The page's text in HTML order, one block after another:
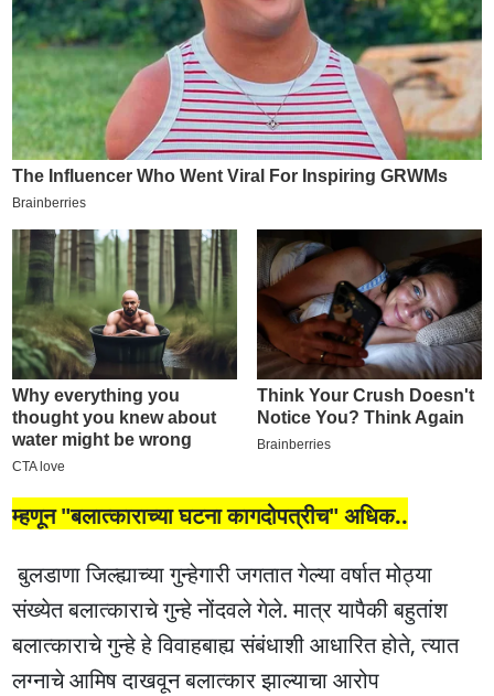
म्हणून "बलात्काराच्या घटना कागदोपत्रीच" अधिक..
बुलडाणा जिल्ह्याच्या गुन्हेगारी जगतात गेल्या वर्षात मोठ्या
संख्येत बलात्काराचे गुन्हे नोंदवले गेले. मात्र यापैकी बहुतांश
बलात्काराचे गुन्हे हे विवाहबाह्य संबंधाशी आधारित होते, त्यात
लग्नाचे आमिष दाखवून बलात्कार झाल्याचा आरोप